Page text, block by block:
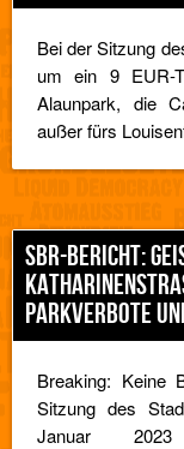
Bei der Sitzung
um ein 9 EUR-
Alaunpark, die
außer fürs
SBR-BERICHT:
ARKVERBOTE
Breaking:
Sitzung des
Januar